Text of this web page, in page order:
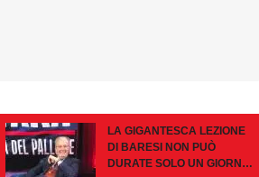
LA GIGANTESCA LEZIONE
DI BARESI NON PUÒ
DURATE SOLO UN GIORNO.